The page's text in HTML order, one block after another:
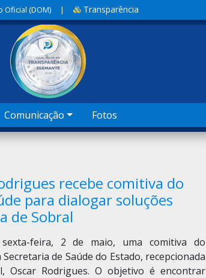
Oficial (DOM) | Transparência
Comunicação Fotos
recebe comitiva do
para dialogar soluções
de Sobral
feira, 2 de maio, uma comitiva do
de Saúde do Estado, recepcionada
Oscar Rodrigues. O objetivo é encontrar